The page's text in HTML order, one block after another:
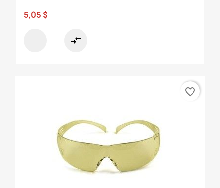
5,05 $
compare_arrows
favorite_border